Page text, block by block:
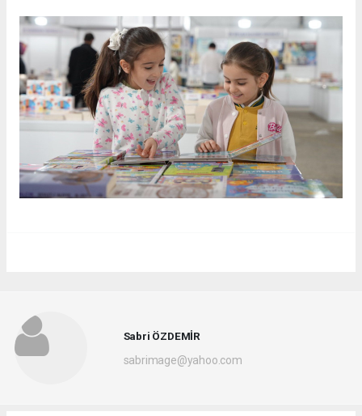
Sabri ÖZDEMİR
sabrimage@yahoo.com